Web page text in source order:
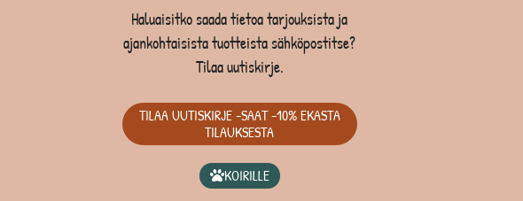
Haluaisitko saada tietoa tarjouksista ja
ajankohtaisista tuotteista sähköpostitse?
Tilaa uutiskirje.
TILAA UUTISKIRJE -SAAT -10% EKASTA
TILAUKSESTA
KOIRILLE